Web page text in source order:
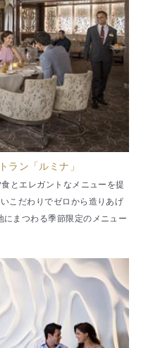
ラン「ルミナ」
とエレガントなメニューを提
こだわりでゼロから造りあげ
まつわる季節限定のメニュー